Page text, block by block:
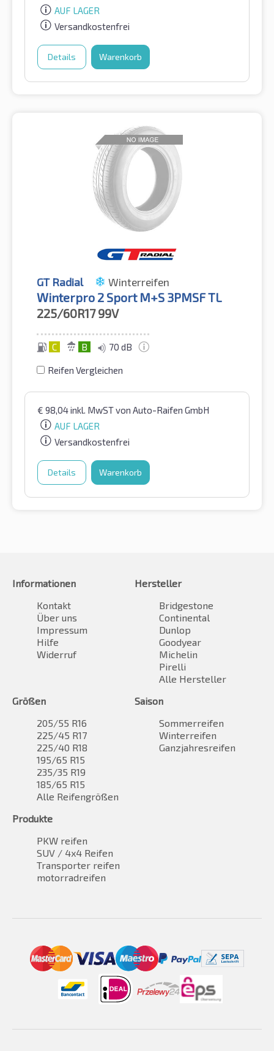
AUF LAGER
Versandkostenfrei
Details Warenkorb
GT Radial Winterreifen
Winterpro 2 Sport M+S 3PMSF TL
225/60R17 99V
C B 70 dB
Reifen Vergleichen
€ 98,04inkl. MwSTvon Auto-Raifen GmbH
AUF LAGER
Versandkostenfrei
Details Warenkorb
Informationen
Kontakt
Über uns
Impressum
Hilfe
Widerruf
Hersteller
Bridgestone
Continental
Dunlop
Goodyear
Michelin
Pirelli
Alle Hersteller
Größen
205/55 R16
225/45 R17
225/40 R18
195/65 R15
235/35 R19
185/65 R15
Alle Reifengrößen
Saison
Sommerreifen
Winterreifen
Ganzjahresreifen
Produkte
PKW reifen
SUV / 4x4 Reifen
Transporter reifen
motorradreifen